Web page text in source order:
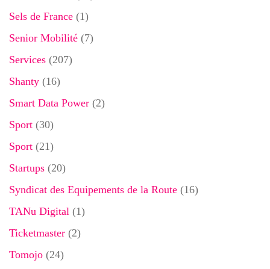
Sels de France (1)
Senior Mobilité (7)
Services (207)
Shanty (16)
Smart Data Power (2)
Sport (30)
Sport (21)
Startups (20)
Syndicat des Equipements de la Route (16)
TANu Digital (1)
Ticketmaster (2)
Tomojo (24)